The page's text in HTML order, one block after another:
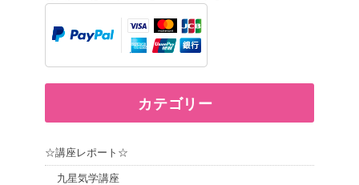
カテゴリー
☆講座レポート☆
九星気学講座